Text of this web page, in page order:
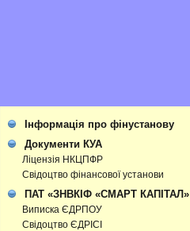
Інформація про фінустанову
Документи КУА
Ліцензія НКЦПФР
Свідоцтво фінансової установи
ПАТ «ЗНВКІФ «СМАРТ КАПІТАЛ»
Виписка ЄДРПОУ
Свідоцтво ЄДРІСІ